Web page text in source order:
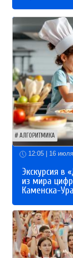
АЛГОРИТМИКА
12:05 | 16 июля
Экскурсия в
из мира
Каменска-